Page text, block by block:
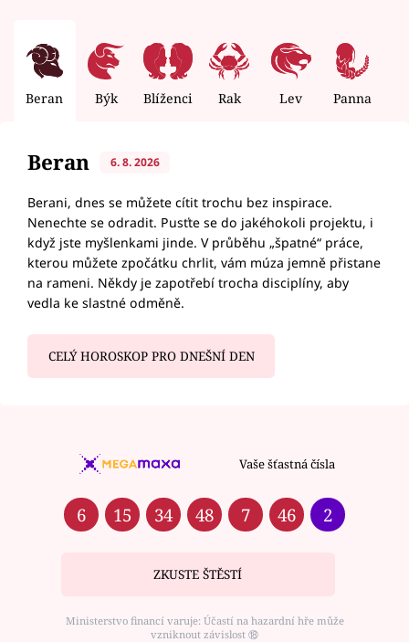
Beran Býk Blíženci Rak Lev Panna
Beran 6. 8. 2026
Berani, dnes se můžete cítit trochu bez inspirace.
Nenechte se odradit. Pusťte se do jakéhokoli projektu, i
když jste myšlenkami jinde. V průběhu „špatné“ práce,
kterou můžete zpočátku chrlit, vám múza jemně přistane
na rameni. Někdy je zapotřebí trocha disciplíny, aby
vedla ke slastné odměně.
CELÝ HOROSKOP PRO DNEŠNÍ DEN
Vaše šťastná čísla
6 15 34 48 7 46 2
ZKUSTE ŠTĚSTÍ
Ministerstvo financí varuje: Účastí na hazardní hře může
vzniknout závislost ⑱